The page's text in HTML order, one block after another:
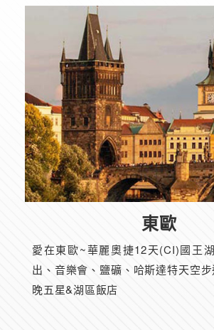
東歐
愛在東歐~華麗奧捷12天(CI)國王
出、音樂會、鹽礦、哈斯達特天空
晚五星&湖區飯店